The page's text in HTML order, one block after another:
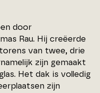
door
Rau. Hij creëerde
van twee, drie
zijn gemaakt
Het dak is volledig
zijn